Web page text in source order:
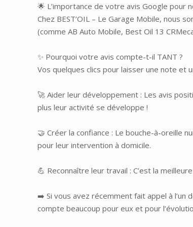
🌟 L’importance de votre avis Google pour
Chez BEST’OIL – Le Garage Mobile, nous
(comme AB Auto Mobile, Best Oil 13
✨ Pourquoi votre avis compte-t-il TANT ?
Vos quelques clics pour laisser une note et
🚀 Aider leur développement : Les avis
plus leur activité se développe !
🤝 Créer la confiance : Le bouche-à-oreille
pour leur intervention à domicile.
💪 Reconnaître leur travail : C’est la
➡️ Si vous avez récemment fait appel à l’un
compte beaucoup pour eux et pour